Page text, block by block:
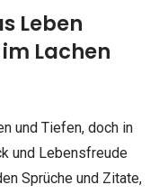
Leben
Lachen
und Tiefen, doch in
und Lebensfreude
Sprüche und Zitate,